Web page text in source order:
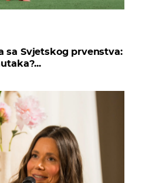
sa Svjetskog prvenstva: